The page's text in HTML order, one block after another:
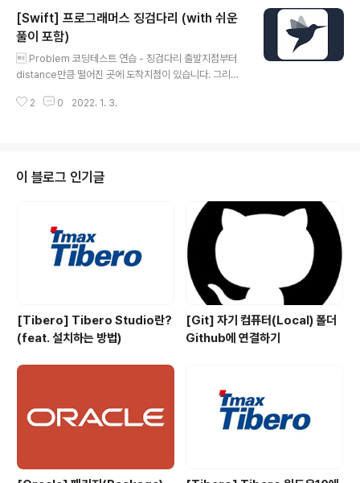
있는지 세어주는 getCount 메서드를 구현했습니다. clas
s Node { var value:String var count:Int = 0 var ch
ildren:[String:Node] = [:] init(value:String) { self.v
alue = value } func append(_ value:String) { se..
[Swift] 프로그래머스 징검다리 (with 쉬운
풀이 포함)
 Problem 코딩테스트 연습 - 징검다리 출발지점부터
distance만큼 떨어진 곳에 도착지점이 있습니다. 그리고
하려고 합니다. 예를 들어, 도착지점이 25만큼 떨어져 있
의 중간에 바위가 딱 한 개 있을 경우인 다리 길이의 절반,
즉, n/2 입니다. 고로 다리의 길이의 절반이 최소값 중 가장
큰 값이라고 시작합니다. 바위를 삭제해 나가면서 이 값을
만들 수 있는지 없는지를 확인해야 합니다. 문제에 나와있
는 예제로 설명드리겠습니다. 다리의 길이: 25 바위의 ..
2 0 2022. 1. 3.
이 블로그 인기글
[Tibero] Tibero Studio란?
(feat. 설치하는 방법)
[Git] 자기 컴퓨터(Local) 폴더
Github에 연결하기